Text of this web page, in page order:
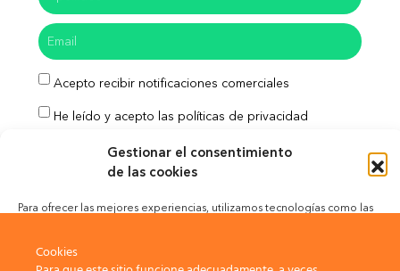
Gestionar el consentimiento
de las cookies
Para ofrecer las mejores experiencias, utilizamos tecnologías como las
el comportamiento de navegación o las identificaciones únicas en este
Acepto recibir notificaciones comerciales
He leído y acepto las políticas de privacidad
Cookies